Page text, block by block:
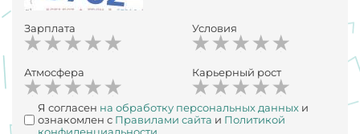
Зарплата Условия
Атмосфера Карьерный рост
Я согласен на обработку персональных данных и
ознакомлен с Правилами сайта и Политикой